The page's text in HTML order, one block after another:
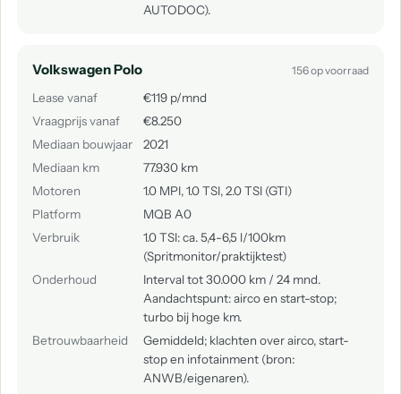
AUTODOC).
Volkswagen Polo 156 op voorraad
Lease vanaf
€119 p/mnd
Vraagprijs vanaf
€8.250
Mediaan bouwjaar
2021
Mediaan km
77.930 km
Motoren
1.0 MPI, 1.0 TSI, 2.0 TSI (GTI)
Platform
MQB A0
Verbruik
1.0 TSI: ca. 5,4-6,5 l/100km
(Spritmonitor/praktijktest)
Onderhoud
Interval tot 30.000 km / 24 mnd.
Aandachtspunt: airco en start-stop;
turbo bij hoge km.
Betrouwbaarheid
Gemiddeld; klachten over airco, start-
stop en infotainment (bron:
ANWB/eigenaren).